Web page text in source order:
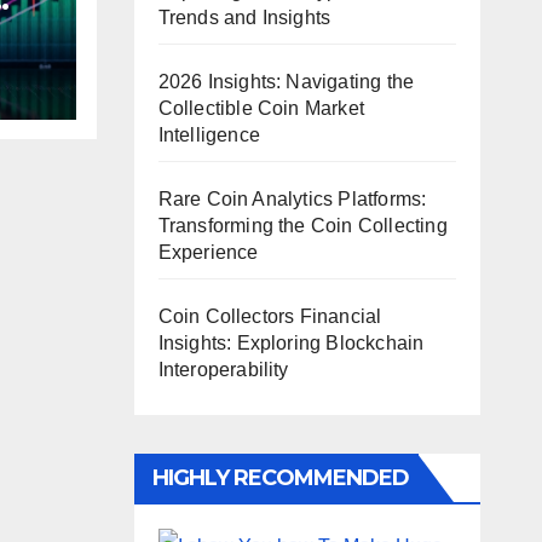
Trends and Insights
2026 Insights: Navigating the
Collectible Coin Market
Intelligence
Rare Coin Analytics Platforms:
Transforming the Coin Collecting
Experience
Coin Collectors Financial
Insights: Exploring Blockchain
Interoperability
HIGHLY RECOMMENDED